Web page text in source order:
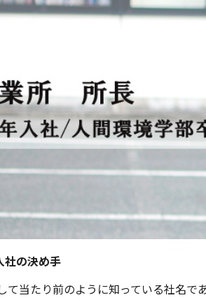
社の決め手
て当たり前のように知っている社名